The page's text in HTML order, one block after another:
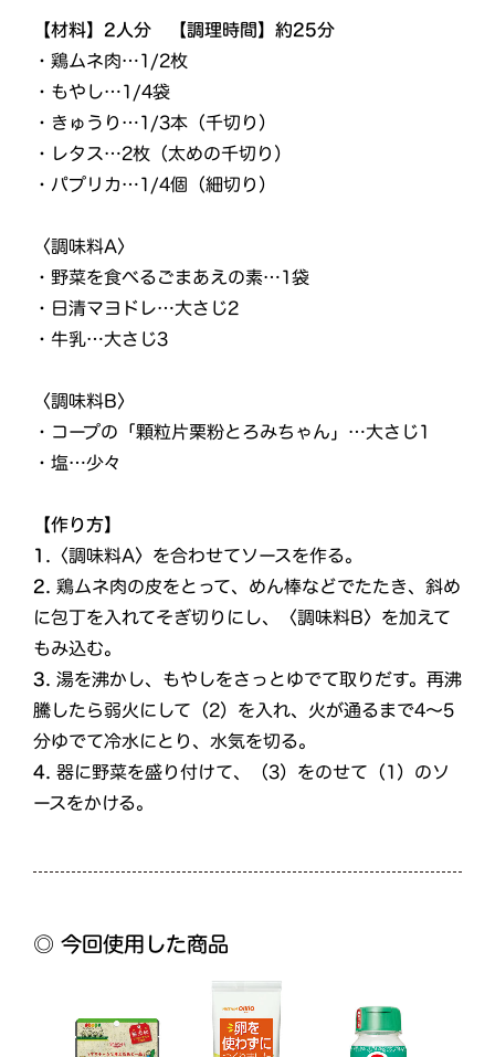
【材料】2人分 【調理時間】約25分
・鶏ムネ肉…1/2枚
・もやし…1/4袋
・きゅうり…1/3本（千切り）
・レタス…2枚（太めの千切り）
・パプリカ…1/4個（細切り）
〈調味料A〉
・野菜を食べるごまあえの素…1袋
・日清マヨドレ…大さじ2
・牛乳…大さじ3
〈調味料B〉
・コープの「顆粒片栗粉とろみちゃん」…大さじ1
・塩…少々
【作り方】
1. 〈調味料A〉を合わせてソースを作る。
2. 鶏ムネ肉の皮をとって、めん棒などでたたき、斜め
に包丁を入れてそぎ切りにし、〈調味料B〉を加えて
もみ込む。
3. 湯を沸かし、もやしをさっとゆでて取りだす。再沸
騰したら弱火にして（2）を入れ、火が通るまで4～5
分ゆでて冷水にとり、水気を切る。
4. 器に野菜を盛り付けて、（3）をのせて（1）のソ
ースをかける。
◎ 今回使用した商品